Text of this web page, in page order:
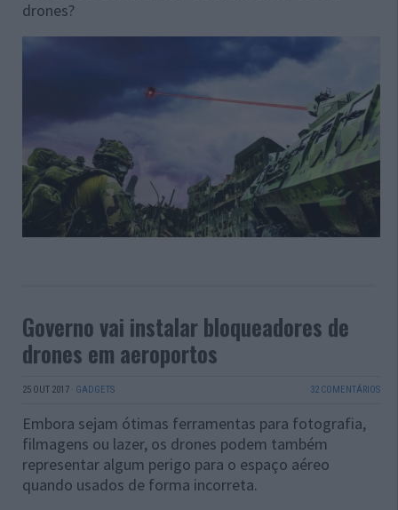
drones?
Governo vai instalar bloqueadores de
drones em aeroportos
25 OUT 2017 · GADGETS 32 COMENTÁRIOS
Embora sejam ótimas ferramentas para fotografia,
filmagens ou lazer, os drones podem também
representar algum perigo para o espaço aéreo
quando usados de forma incorreta.